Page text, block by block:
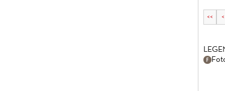
<< <